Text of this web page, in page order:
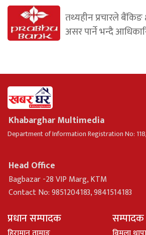
तथ्यहीन प्रचारले बैंकिङ
असर पार्ने भन्दै
Khabarghar Multimedia
Department of Information Registration No:
Head Office
Bagbazar -28 VIP Marg, KTM
Contact No: 9851204183, 9841514183
प्रधान सम्पादक सम्पादक